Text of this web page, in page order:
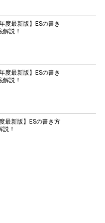
度最新版】ESの書き
説！
度最新版】ESの書き
説！
最新版】ESの書き方
！